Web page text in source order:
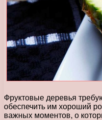
Фруктовые деревья
обеспечить им хороший
важных моментов, о